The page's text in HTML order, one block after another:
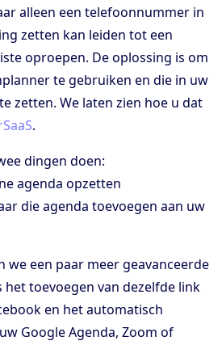
alleen een telefoonnummer in
zetten kan leiden tot een
oproepen. De oplossing is om
te gebruiken en die in uw
zetten. We laten zien hoe u dat
.
dingen doen:
agenda opzetten
die agenda toevoegen aan uw
we een paar meer geavanceerde
het toevoegen van dezelfde link
en het automatisch
Google Agenda, Zoom of